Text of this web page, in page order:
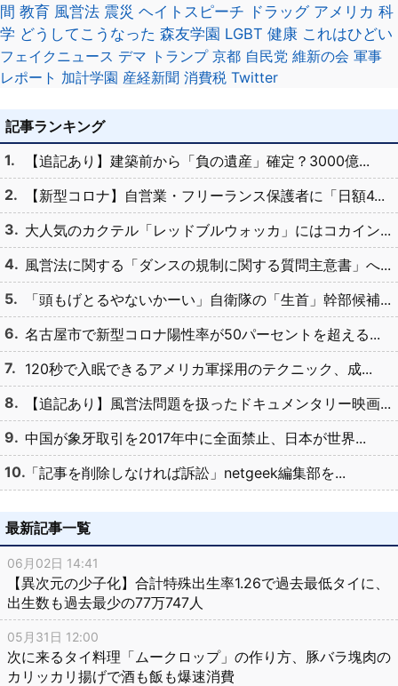
間 教育 風営法 震災 ヘイトスピーチ ドラッグ アメリカ 科
学 どうしてこうなった 森友学園 LGBT 健康 これはひどい
フェイクニュース デマ トランプ 京都 自民党 維新の会 軍事
レポート 加計学園 産経新聞 消費税 Twitter
記事ランキング
【追記あり】建築前から「負の遺産」確定？3000億...
【新型コロナ】自営業・フリーランス保護者に「日額4...
大人気のカクテル「レッドブルウォッカ」にはコカイン...
風営法に関する「ダンスの規制に関する質問主意書」へ...
「頭もげとるやないかーい」自衛隊の「生首」幹部候補...
名古屋市で新型コロナ陽性率が50パーセントを超える...
120秒で入眠できるアメリカ軍採用のテクニック、成...
【追記あり】風営法問題を扱ったドキュメンタリー映画...
中国が象牙取引を2017年中に全面禁止、日本が世界...
「記事を削除しなければ訴訟」netgeek編集部を...
最新記事一覧
06月02日 14:41
【異次元の少子化】合計特殊出生率1.26で過去最低タイに、
出生数も過去最少の77万747人
05月31日 12:00
次に来るタイ料理「ムークロップ」の作り方、豚バラ塊肉の
カリッカリ揚げで酒も飯も爆速消費